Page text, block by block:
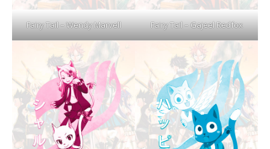
Fairy Tail – Wendy Marvell Fairy Tail – Gajeel Redfox